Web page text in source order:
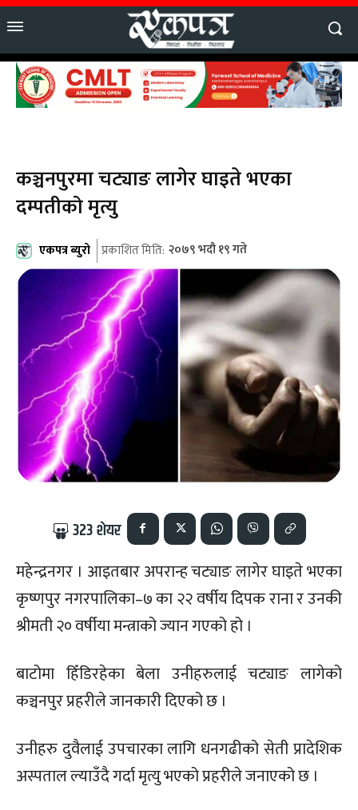
कञ्चनपुरमा चट्याङ लागेर घाइते भएका
दम्पतीको मृत्यु
एकपत्र ब्युरो प्रकाशित मिति: २०७९ भदौ १९ गते
323शेयर
महेन्द्रनगर । आइतबार अपरान्ह चट्याङ लागेर घाइते भएका
कृष्णपुर नगरपालिका–७ का २२ वर्षीय दिपक राना र उनकी
श्रीमती २० वर्षीया मन्त्राको ज्यान गएको हो ।
बाटोमा हिँडिरहेका बेला उनीहरुलाई चट्याङ लागेको
कञ्चनपुर प्रहरीले जानकारी दिएको छ ।
उनीहरु दुवैलाई उपचारका लागि धनगढीको सेती प्रादेशिक
अस्पताल ल्याउँदै गर्दा मृत्यु भएको प्रहरीले जनाएको छ ।